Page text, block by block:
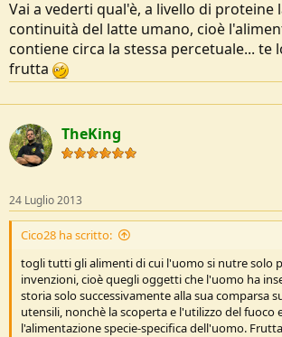
Vai a vederti qual'è, a livello di proteine
continuità del latte umano, cioè
contiene circa la stessa percetuale... te
frutta
TheKing
24 Luglio 2013
Cico28 ha scritto:
togli tutti gli alimenti di cui l'uomo si nutre solo
invenzioni, cioè quegli oggetti che l'uomo ha
storia solo successivamente alla sua comparsa
utensili, nonchè la scoperta e l'utilizzo del fuoco
l'alimentazione specie-specifica dell'uomo.